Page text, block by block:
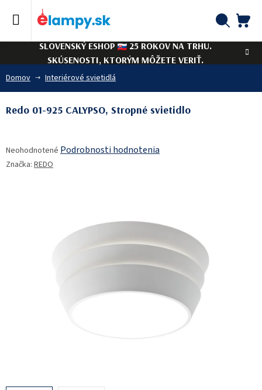
SLOVENSKÝ ESHOP
25 ROKOV NA TRHU.
SKÚSENOSTI, KTORÝM MÔŽETE VERIŤ.
Domov Interiérové svietidlá
Redo 01-925 CALYPSO, Stropné svietidlo
hodnotenie
produktu
Neohodnotené Podrobnosti hodnotenia
Značka: REDO